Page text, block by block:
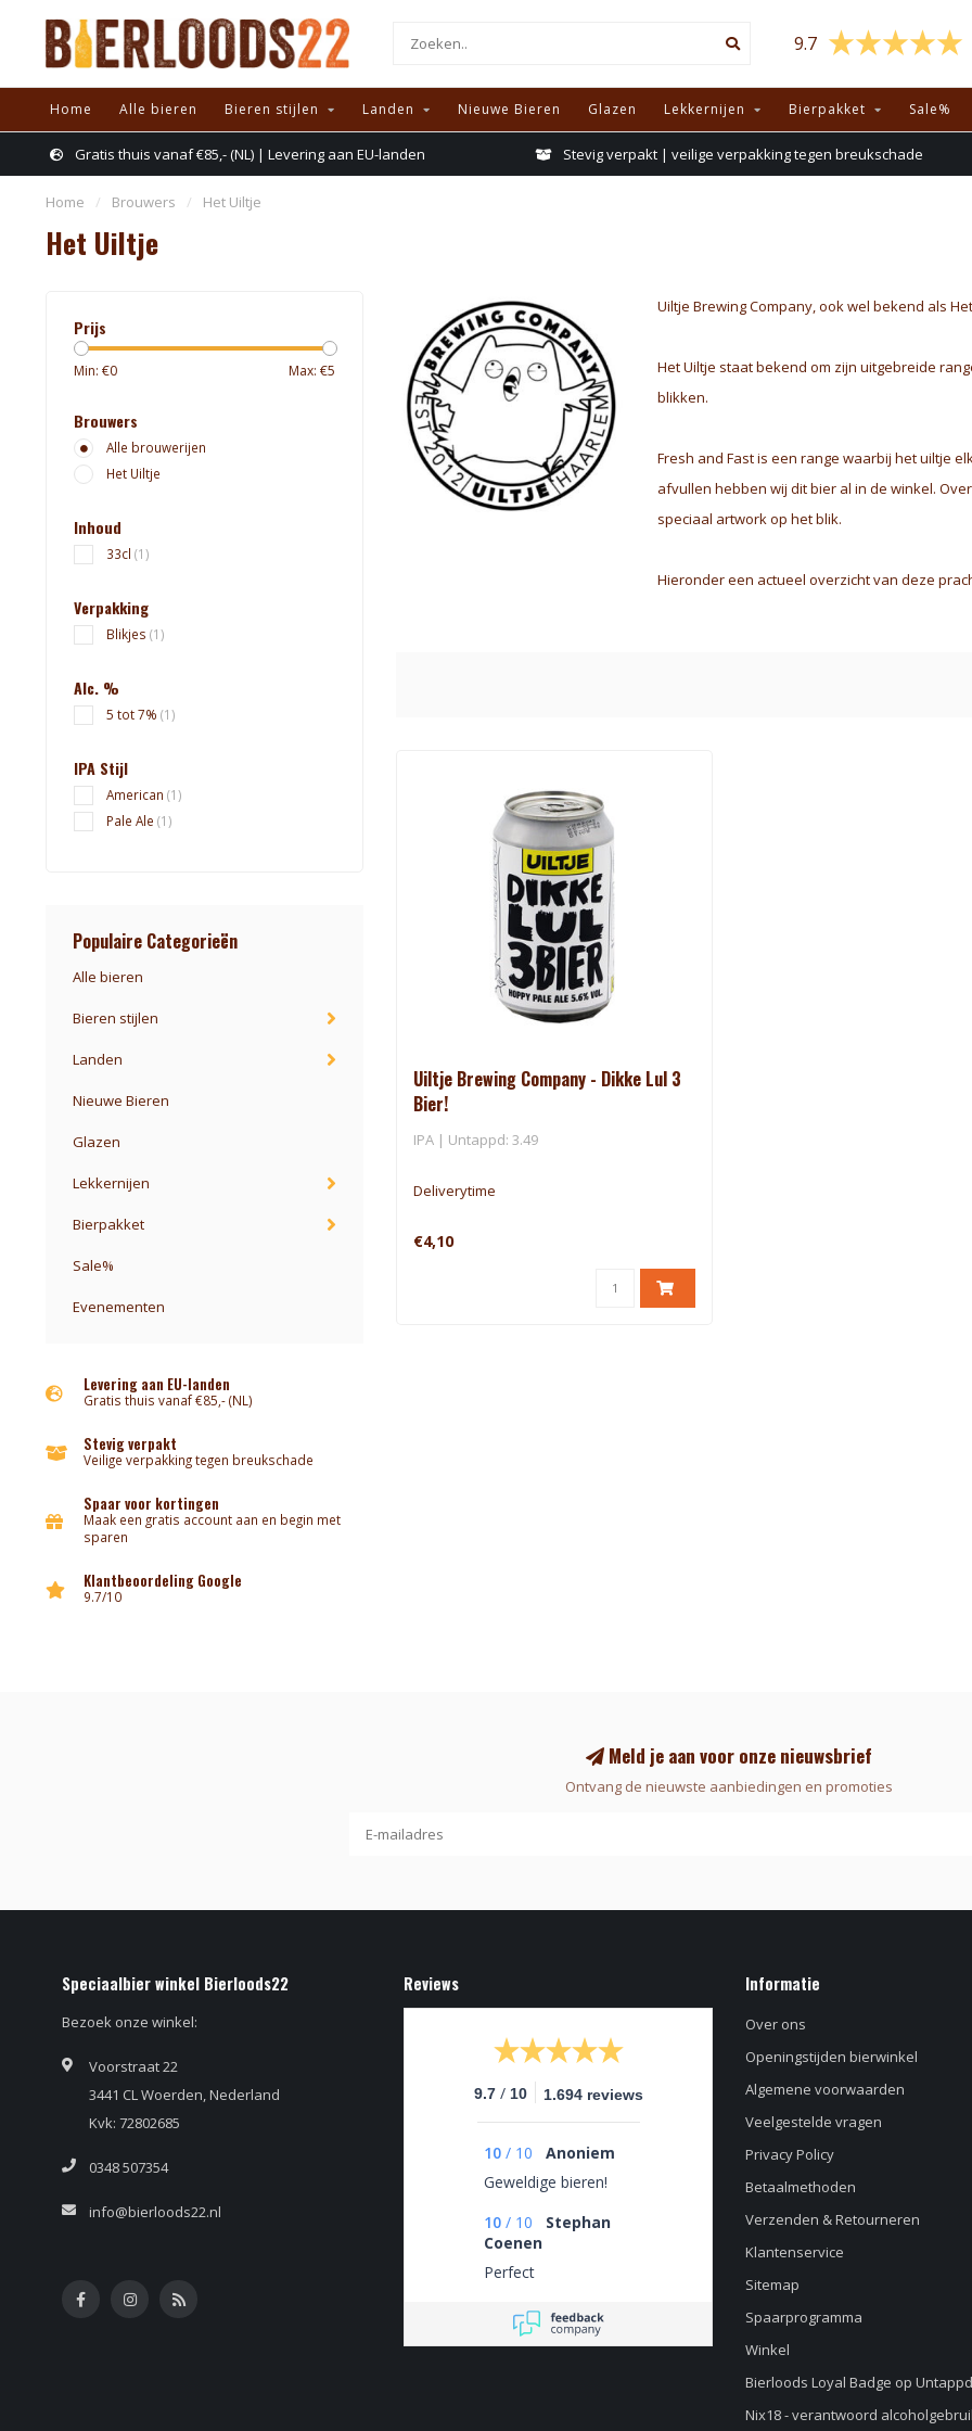
9.7
Home Alle bieren Bieren stijlen Landen Nieuwe Bieren Glazen Lekkernijen Bierpakket Sale%
Gratis thuis vanaf €85,- (NL) | Levering aan EU-landen Stevig verpakt | veilige verpakking tegen breukschade
Home / Brouwers / Het Uiltje
Het Uiltje
Prijs
Min: €0 Max: €5
Brouwers
Alle brouwerijen
Het Uiltje
Inhoud
33cl (1)
Verpakking
Blikjes (1)
Alc. %
5 tot 7% (1)
IPA Stijl
American (1)
Pale Ale (1)
Populaire Categorieën
Alle bieren
Bieren stijlen
Landen
Nieuwe Bieren
Glazen
Lekkernijen
Bierpakket
Sale%
Evenementen
Levering aan EU-landen
Gratis thuis vanaf €85,- (NL)
Stevig verpakt
Veilige verpakking tegen breukschade
Spaar voor kortingen
Maak een gratis account aan en begin met
sparen
Klantbeoordeling Google
9.7/10
Uiltje Brewing Company, ook wel bekend als
Het Uiltje staat bekend om zijn uitgebreide
blikken.
Fresh and Fast is een range waarbij het uiltje
afvullen hebben wij dit bier al in de winkel.
speciaal artwork op het blik.
Hieronder een actueel overzicht van deze
Uiltje Brewing Company - Dikke Lul 3
Bier!
IPA | Untappd: 3.49
Deliverytime
€4,10
Meld je aan voor onze nieuwsbrief
Ontvang de nieuwste aanbiedingen en promoties
Speciaalbier winkel Bierloods22
Bezoek onze winkel:
Voorstraat 22
3441 CL Woerden, Nederland
Kvk: 72802685
0348 507354
info@bierloods22.nl
Reviews
9.7 / 10 1.694 reviews
10 / 10
Anoniem
Geweldige bieren!
10 / 10
Stephan
Coenen
Perfect
Informatie
Over ons
Openingstijden bierwinkel
Algemene voorwaarden
Veelgestelde vragen
Privacy Policy
Betaalmethoden
Verzenden & Retourneren
Klantenservice
Sitemap
Spaarprogramma
Winkel
Bierloods Loyal Badge op Untappd
Nix18 - verantwoord